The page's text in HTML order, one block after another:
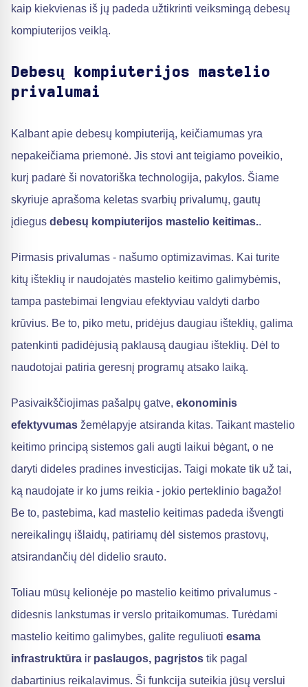
kaip kiekvienas iš jų padeda užtikrinti veiksmingą debesų
kompiuterijos veiklą.
Debesų kompiuterijos mastelio
privalumai
Kalbant apie debesų kompiuteriją, keičiamumas yra
nepakeičiama priemonė. Jis stovi ant teigiamo poveikio,
kurį padarė ši novatoriška technologija, pakylos. Šiame
skyriuje aprašoma keletas svarbių privalumų, gautų
įdiegus debesų kompiuterijos mastelio keitimas..
Pirmasis privalumas - našumo optimizavimas. Kai turite
kitų išteklių ir naudojatės mastelio keitimo galimybėmis,
tampa pastebimai lengviau efektyviau valdyti darbo
krūvius. Be to, piko metu, pridėjus daugiau išteklių, galima
patenkinti padidėjusią paklausą daugiau išteklių. Dėl to
naudotojai patiria geresnį programų atsako laiką.
Pasivaikščiojimas pašalpų gatve, ekonominis
efektyvumas žemėlapyje atsiranda kitas. Taikant mastelio
keitimo principą sistemos gali augti laikui bėgant, o ne
daryti dideles pradines investicijas. Taigi mokate tik už tai,
ką naudojate ir ko jums reikia - jokio perteklinio bagažo!
Be to, pastebima, kad mastelio keitimas padeda išvengti
nereikalingų išlaidų, patiriamų dėl sistemos prastovų,
atsirandančių dėl didelio srauto.
Toliau mūsų kelionėje po mastelio keitimo privalumus -
didesnis lankstumas ir verslo pritaikomumas. Turėdami
mastelio keitimo galimybes, galite reguliuoti esama
infrastruktūra ir paslaugos, pagrįstos tik pagal
dabartinius reikalavimus. Ši funkcija suteikia jūsų verslui